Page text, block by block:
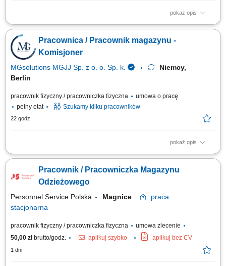
pokaż opis
Dołącz do międzynarodowego zespołu magazynowego
odpowiedzialnego za przygotowywanie zamówień online dla jednej z
największych sieci handlowych w Holandii. To oferta dla osób, które chcą
rozpocząć pracę za granicą lub zdobyć doświadczenie w branży
logistycznej. Twoje zadania:...
Pracownica / Pracownik magazynu -
Komisjoner
MGsolutions MGJJ Sp. z o. o. Sp. k.
Niemcy,
Berlin
pracownik fizyczny / pracowniczka fizyczna
umowa o pracę
pełny etat
Szukamy kilku pracowników
22 godz.
pokaż opis
Na czym polega praca? Zbieranie i kompletowanie zamówień
nowoczesnym centrum logistycznym z systemem w języku polskim.
Pracownik / Pracowniczka Magazynu
Odzieżowego
Personnel Service Polska Magnice
praca
stacjonarna
pracownik fizyczny / pracowniczka fizyczna
umowa zlecenie
50,00 złbrutto/godz. aplikuj szybko aplikuj bez CV
1 dni